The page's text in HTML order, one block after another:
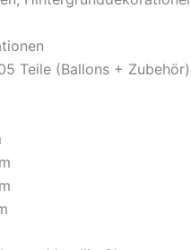
Teile (Ballons + Zubehör)